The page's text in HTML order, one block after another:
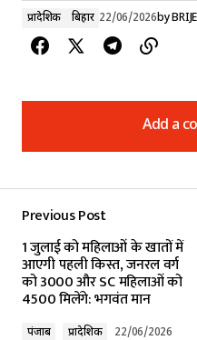
प्रादेशिक बिहार 22/06/2026by
Add a
Add a
Required fields are
Comment*
Previous Post
1 जुलाई को महिलाओं के खातों में
आएगी पहली किस्त, जनरल वर्ग
को ₹3000 और SC महिलाओं को
₹4500 मिलेंगे: भगवंत मान
पंजाब प्रादेशिक 22/06/2026